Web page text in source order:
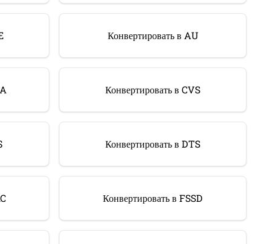
Конвертировать в AU
Конвертировать в CVS
Конвертировать в DTS
Конвертировать в FSSD